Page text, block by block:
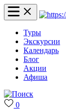
Туры
Экскурсии
Календарь
Блог
Акции
Афиша
0